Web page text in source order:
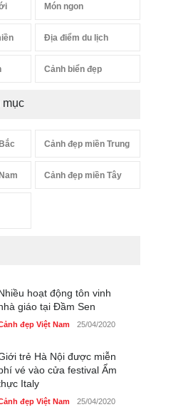
Món ngon
Địa điểm du lịch
Cảnh biển đẹp
mục
Cảnh đẹp miền Trung
Cảnh đẹp miền Tây
hoạt động tôn vinh
giáo tại Đầm Sen
đẹp Việt Nam 25/04/2020
trẻ Hà Nội được miễn
vé vào cửa festival Ẩm
Italy
đẹp Việt Nam 25/04/2020